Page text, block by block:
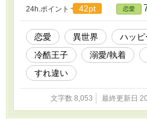
24h.ポイント 42pt 恋愛
恋愛 異世界 ハッピ
冷酷王子
溺愛/執着
すれ違い
文字数 8,053 最終更新日